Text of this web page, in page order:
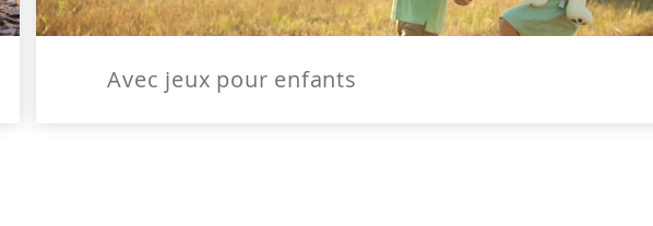
Avec jeux pour enfants